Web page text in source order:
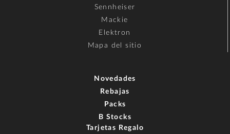
Sennheiser
Mackie
Elektron
Mapa del sitio
Novedades
Rebajas
Packs
B Stocks
Tarjetas Regalo